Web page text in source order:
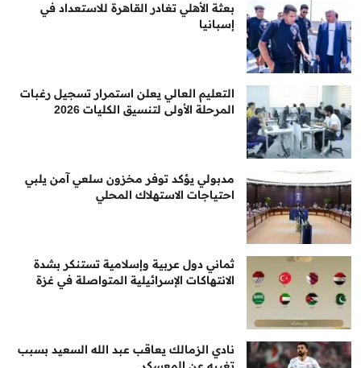
بعثة الأهلي تغادر القاهرة للاستعداد في
إسبانيا
التعليم العالي يعلن استمرار تسجيل رغبات
المرحلة الأولى لتنسيق الكليات 2026
مدبولي يؤكد توفر مخزون سلعي آمن يلبي
احتياجات الاستهلاك المحلي
ثماني دول عربية وإسلامية تستنكر بشدة
الانتهاكات الإسرائيلية المتواصلة في غزة
نادي الزمالك يعاقب عبد الله السعيد بسبب